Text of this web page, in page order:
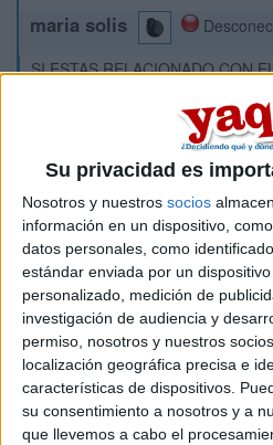
Su privacidad es
Nosotros y nuestros socios
información en un dispositivo,
datos personales, como
estándar enviada por un
personalizado, medición de
investigación de audiencia y
permiso, nosotros y nuestros
localización geográfica precisa e
características de dispositivos.
su consentimiento a nosotros y a
que llevemos a cabo el
maria solis
SI ESTAS RELACIONADO CON
GRANADA, CACERES, CIUDAD
VALLADOLID, ESTA PUEDE SER
OPORTUNIDAD PARA
TUS ESTUDIOS.
SOMOS UNA EMPRESA DE
EMBAJADORES LOCALES PARA
QUE ESTAMOS REALIZANDO A
SECTOR DE LOS
SI ESTAS INTERESADO Y
INFORMACION,MANDA TU C.V.,
MDSOLIS@HOTMAIL.COM
UN SALUDO : MARIA